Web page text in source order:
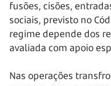
fusões, cisões,
sociais, previsto no
regime depende dos
avaliada com apoio
Nas operações